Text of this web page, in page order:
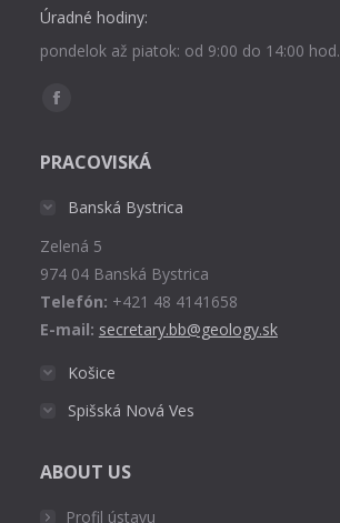
Úradné hodiny:
pondelok až piatok: od 9:00 do 14:00 hod.
Find us on:
Facebook
opens
window
PRACOVISKÁ
Banská Bystrica
Zelená 5
974 04 Banská Bystrica
Telefón: +421 48 4141658
E-mail: secretary.bb@geology.sk
Košice
Spišská Nová Ves
ABOUT US
Profil ústavu